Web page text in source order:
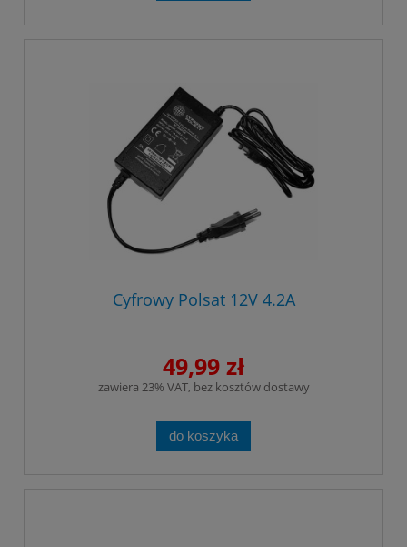
Cyfrowy Polsat 12V 4.2A
49,99 zł
zawiera 23% VAT, bez kosztów dostawy
do koszyka